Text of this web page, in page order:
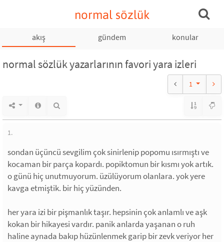
normal sözlük
akış gündem konular
normal sözlük yazarlarının favori yara izleri
1
1.
sondan üçüncü sevgilim çok sinirlenip popomu ısırmıştı ve
kocaman bir parça kopardı. popiktomun bir kısmı yok artık.
o günü hiç unutmuyorum. üzülüyorum olanlara. yok yere
kavga etmiştik. bir hiç yüzünden.
her yara izi bir pişmanlık taşır. hepsinin çok anlamlı ve aşk
kokan bir hikayesi vardır. panik anlarda yaşanan o ruh
haline aynada bakıp hüzünlenmek garip bir zevk veriyor her